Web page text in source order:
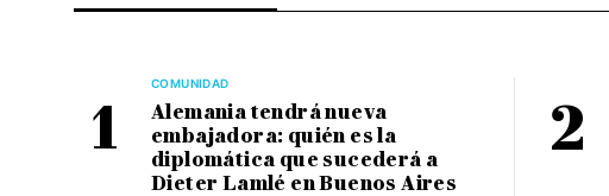
COMUNIDAD
Alemania tendrá nueva
embajadora: quién es la
diplomática que sucederá a
Dieter Lamlé en Buenos Aires